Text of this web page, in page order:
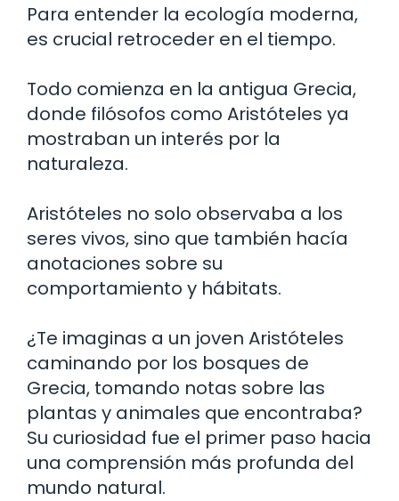
Para entender la ecología moderna,
es crucial retroceder en el tiempo.
Todo comienza en la antigua Grecia,
donde filósofos como Aristóteles ya
mostraban un interés por la
naturaleza.
Aristóteles no solo observaba a los
seres vivos, sino que también hacía
anotaciones sobre su
comportamiento y hábitats.
¿Te imaginas a un joven Aristóteles
caminando por los bosques de
Grecia, tomando notas sobre las
plantas y animales que encontraba?
Su curiosidad fue el primer paso hacia
una comprensión más profunda del
mundo natural.